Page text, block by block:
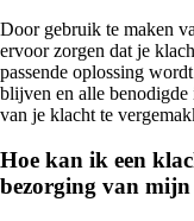
Door gebruik te maken
ervoor zorgen dat je
passende oplossing
blijven en alle
van je klacht te
Hoe kan ik een
bezorging van